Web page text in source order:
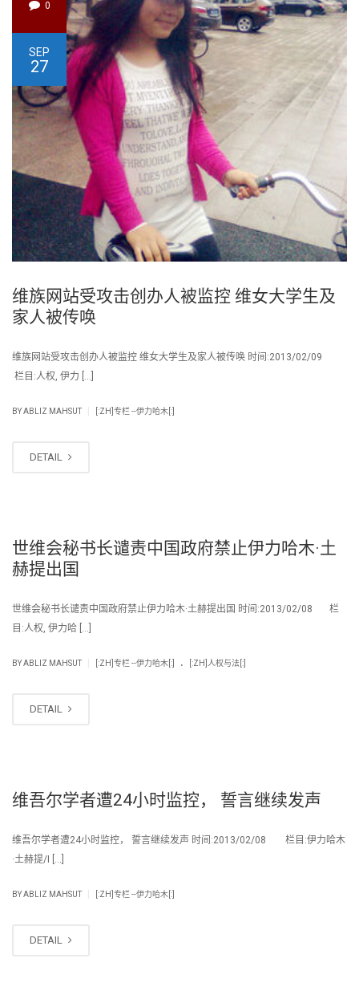
0
SEP
27
维族网站受攻击创办人被监控 维女大学生及
家人被传唤
维族网站受攻击创办人被监控 维女大学生及家人被传唤 时间:2013/02/09
栏目:人权, 伊力 […]
BYABLIZ MAHSUT [:ZH]专栏 --伊力哈木[:]
DETAIL
世维会秘书长谴责中国政府禁止伊力哈木·土
赫提出国
世维会秘书长谴责中国政府禁止伊力哈木·土赫提出国 时间:2013/02/08 栏
目:人权, 伊力哈 […]
BYABLIZ MAHSUT [:ZH]专栏 --伊力哈木[:] . [:ZH]人权与法[:]
DETAIL
维吾尔学者遭24小时监控， 誓言继续发声
维吾尔学者遭24小时监控， 誓言继续发声 时间:2013/02/08 栏目:伊力哈木
·土赫提/I […]
BYABLIZ MAHSUT [:ZH]专栏 --伊力哈木[:]
DETAIL